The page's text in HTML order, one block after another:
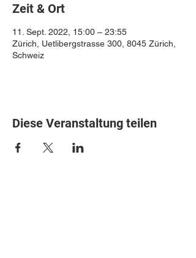
Zeit & Ort
11. Sept. 2022, 15:00 – 23:55
Zürich, Uetlibergstrasse 300, 8045 Zürich,
Schweiz
Diese Veranstaltung teilen